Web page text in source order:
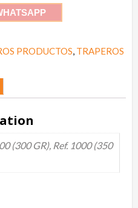
PRODUCTOS, TRAPEROS
(300 GR), Ref. 1000 (350